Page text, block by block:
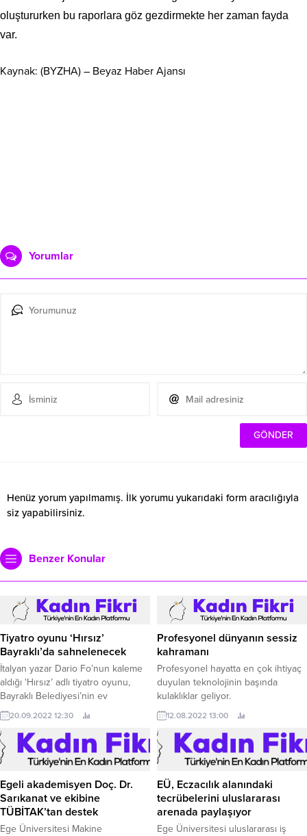
oluştururken bu raporlara göz gezdirmekte her zaman fayda
var.
Kaynak: (BYZHA) – Beyaz Haber Ajansı
Yorumlar
Henüz yorum yapılmamış. İlk yorumu yukarıdaki form aracılığıyla
siz yapabilirsiniz.
Benzer Konular
Tiyatro oyunu ‘Hırsız’
Bayraklı’da sahnelenecek
İtalyan yazar Dario Fo’nun kaleme
aldığı 'Hırsız’ adlı tiyatro oyunu,
Bayraklı Belediyesi’nin ev
sahipliğinde sanatseverlerle
buluşacak.
20.09.2022 12:30
Profesyonel dünyanın sessiz
kahramanı
Profesyonel hayatta en çok ihtiyaç
duyulan teknolojinin başında
kulaklıklar geliyor.
12.08.2022 13:00
Egeli akademisyen Doç. Dr.
Sarıkanat ve ekibine
TÜBİTAK’tan destek
Ege Üniversitesi Makine
EÜ, Eczacılık alanındaki
tecrübelerini uluslararası
arenada paylaşıyor
Ege Üniversitesi uluslararası iş